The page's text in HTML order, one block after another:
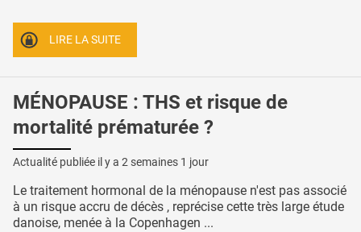
LIRE LA SUITE
MÉNOPAUSE : THS et risque de
mortalité prématurée ?
Actualité publiée il y a 2 semaines 1 jour
Le traitement hormonal de la ménopause n'est pas associé
à un risque accru de décès , reprécise cette très large étude
danoise, menée à la Copenhagen ...